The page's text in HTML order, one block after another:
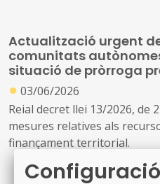
Actualització urgent
comunitats
situació de pròrroga
● 03/06/2026
Reial decret llei 13/2026, de
mesures relatives als
finançament territorial.